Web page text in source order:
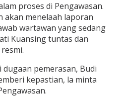
proses di Pengawasan.
akan menelaah laporan
wartawan yang sedang
Kuansing tuntas dan
pemerasan, Budi
kepastian, la minta